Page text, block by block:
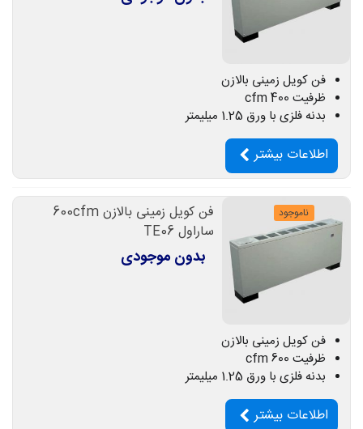
فن کویل زمینی بالازن
ظرفیت 400 cfm
بدنه فلزی با ورق 1.25 میلیمتر
اطلاعات بیشتر
ناموجود
فن کویل زمینی بالازن 600cfm
ساراول TE06
بدون موجودی
فن کویل زمینی بالازن
ظرفیت 600 cfm
بدنه فلزی با ورق 1.25 میلیمتر
اطلاعات بیشتر